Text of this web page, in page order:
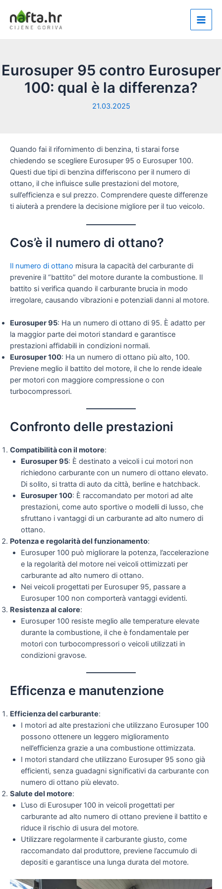
contenuto
Main
Eurosuper 95 contro Eurosuper
100: qual è la differenza?
21.03.2025
Quando fai il rifornimento di benzina, ti starai forse
chiedendo se scegliere Eurosuper 95 o Eurosuper 100.
Questi due tipi di benzina differiscono per il numero di
ottano, il che influisce sulle prestazioni del motore,
sull’efficienza e sul prezzo. Comprendere queste differenze
ti aiuterà a prendere la decisione migliore per il tuo veicolo.
Cos’è il numero di ottano?
Il numero di ottano misura la capacità del carburante di
prevenire il “battito” del motore durante la combustione. Il
battito si verifica quando il carburante brucia in modo
irregolare, causando vibrazioni e potenziali danni al motore.
Eurosuper 95: Ha un numero di ottano di 95. È adatto per
la maggior parte dei motori standard e garantisce
prestazioni affidabili in condizioni normali.
Eurosuper 100: Ha un numero di ottano più alto, 100.
Previene meglio il battito del motore, il che lo rende ideale
per motori con maggiore compressione o con
turbocompressori.
Confronto delle prestazioni
Compatibilità con il motore:
Eurosuper 95: È destinato a veicoli i cui motori non
richiedono carburante con un numero di ottano elevato.
Di solito, si tratta di auto da città, berline e hatchback.
Eurosuper 100: È raccomandato per motori ad alte
prestazioni, come auto sportive o modelli di lusso, che
sfruttano i vantaggi di un carburante ad alto numero di
ottano.
Potenza e regolarità del funzionamento:
Eurosuper 100 può migliorare la potenza, l’accelerazione
e la regolarità del motore nei veicoli ottimizzati per
carburante ad alto numero di ottano.
Nei veicoli progettati per Eurosuper 95, passare a
Eurosuper 100 non comporterà vantaggi evidenti.
Resistenza al calore:
Eurosuper 100 resiste meglio alle temperature elevate
durante la combustione, il che è fondamentale per
motori con turbocompressori o veicoli utilizzati in
condizioni gravose.
Efficenza e manutenzione
Efficienza del carburante:
I motori ad alte prestazioni che utilizzano Eurosuper 100
possono ottenere un leggero miglioramento
nell’efficienza grazie a una combustione ottimizzata.
I motori standard che utilizzano Eurosuper 95 sono già
efficienti, senza guadagni significativi da carburante con
numero di ottano più elevato.
Salute del motore:
L’uso di Eurosuper 100 in veicoli progettati per
carburante ad alto numero di ottano previene il battito e
riduce il rischio di usura del motore.
Utilizzare regolarmente il carburante giusto, come
raccomandato dal produttore, previene l’accumulo di
depositi e garantisce una lunga durata del motore.